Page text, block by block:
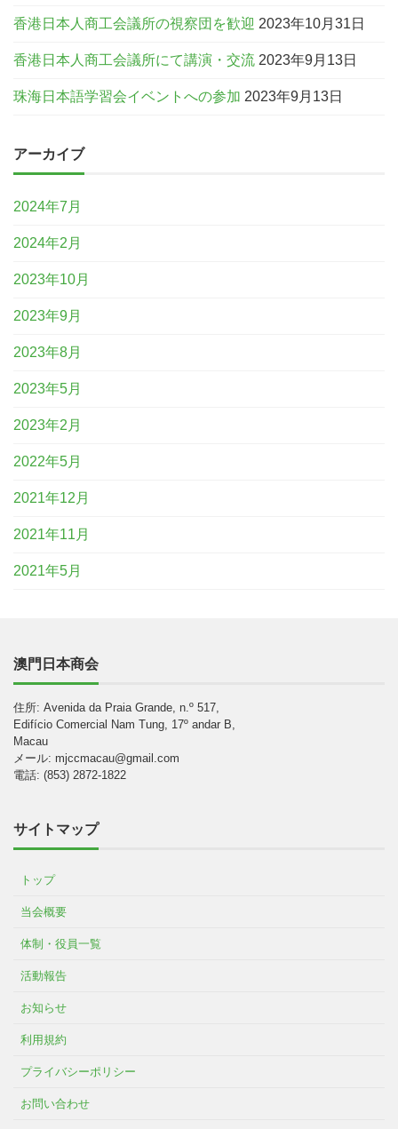
香港日本人商工会議所の視察団を歓迎 2023年10月31日
香港日本人商工会議所にて講演・交流 2023年9月13日
珠海日本語学習会イベントへの参加 2023年9月13日
アーカイブ
2024年7月
2024年2月
2023年10月
2023年9月
2023年8月
2023年5月
2023年2月
2022年5月
2021年12月
2021年11月
2021年5月
澳門日本商会
住所: Avenida da Praia Grande, n.º 517,
Edifício Comercial Nam Tung, 17º andar B,
Macau
メール: mjccmacau@gmail.com
電話: (853) 2872-1822
サイトマップ
トップ
当会概要
体制・役員一覧
活動報告
お知らせ
利用規約
プライバシーポリシー
お問い合わせ